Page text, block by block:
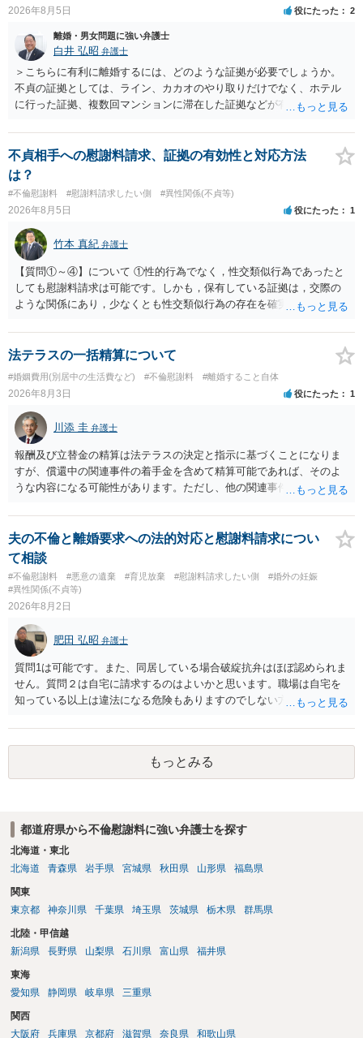
2026年8月5日 役にたった 2
離婚・男女問題に強い弁護士
白井 弘昭 弁護士
＞こちらに有利に離婚するには、どのような証拠が必要でしょうか。
不貞の証拠としては、ライン、カカオのやり取りだけでなく、ホテル
に行った証拠、複数回マンションに滞在した証拠などが有効です。 不
婚する、慰謝料をとるなど）ことができると思われます。 ただし、不
貞発覚後、長期間同居を続けると、不貞を許したとの評価につながる
場合がありますので、ご注意ください。 以上、ご参考まで。
不貞相手への慰謝料請求、証拠の有効性と対応方法
は？
#不倫慰謝料 #慰謝料請求したい側 #異性関係(不貞等)
2026年8月5日 役にたった 1
竹本 真紀 弁護士
【質問①～④】について ①性的行為でなく，性交類似行為であったと
しても慰謝料請求は可能です。しかも，保有している証拠は，交際の
ような関係にあり，少なくとも性交類似行為の存在を確実に証明でき
ことを窺わせるものです。）。ですから，慰謝料請求を進めることで
よいと思います。 ただ．慰謝料額については，婚姻破綻に至っていな
いとして，この点を考慮されることになるかもしれません。 ②夫との
今後のことを考えて書いてもらうか否かを検討するのがよいと思いま
す。今ある証拠以上のことを証明（証明力を強めることも含む）でき
るのであれば，前向きに検討を進めるという考え方でもよいでしょ
う。慰謝料請求としては証拠として使えることが前提であり，その価
値と夫との関係との均衡のように思います。 ③行政書士に委任をして
いるのであれば，どのような内容の委任なのか不明ですが，その行政
書士との協議になると思います。請求するか，訴訟にするか，その点
の見極めや，相手方は性交類似行為は認めているのか，それさえも否
定しているのかによって，考え方・進め方は変わってくると思いま
す。 ④性交類似行為を認めているにもかかわらず支払を拒否するので
あれば，本人（行政書士でも同じだと思います。）への対応ではあま
り変わらないように思います。減額で折り合えるなら本人様の交渉で
もよいように思いますが，ゼロかどうかの観点であれば，訴訟に進む
しかなくなるようにも思います。そうしますと，お近くの弁護士に相
談して進めることを検討した方がよいようにも思います。
法テラスの一括精算について
#婚姻費用(別居中の生活費など) #不倫慰謝料 #離婚すること自体
2026年8月3日 役にたった 1
川添 圭 弁護士
報酬及び立替金の精算は法テラスの決定と指示に基づくことになりま
すが、償還中の関連事件の着手金を含めて精算可能であれば、そのよ
うな内容になる可能性があります。ただし、他の関連事件でも相手方
情によって対応が違いますので、法テラスへお尋ねいただいた方が確
実です。
夫の不倫と離婚要求への法的対応と慰謝料請求につい
て相談
#不倫慰謝料 #悪意の遺棄 #育児放棄 #慰謝料請求したい側
#婚外の妊娠
#異性関係(不貞等)
2026年8月2日
肥田 弘昭 弁護士
質問1は可能です。また、同居している場合破綻抗弁はほぼ認められま
せん。質問２は自宅に請求するのはよいかと思います。職場は自宅を
知っている以上は違法になる危険もありますのでしない方が良いで
かと思います。有責配偶者ですので相手方からの離婚は拒否しても仮
に訴訟されても法的に成立しません。質問５は認知すると養育費支払
い、相続権が発生します。合意があれば法的に可能ですが法律で強制
することはできません。質問６は可能です。質問７は不貞行為の写真
もっとみる
都道府県から不倫慰謝料に強い弁護士を探す
北海道・東北
北海道
青森県 岩手県 宮城県 秋田県 山形県 福島県
関東
東京都
神奈川県 千葉県 埼玉県 茨城県 栃木県 群馬県
北陸・甲信越
新潟県
長野県 山梨県 石川県 富山県 福井県
東海
愛知県
静岡県 岐阜県 三重県
関西
大阪府
兵庫県 京都府 滋賀県 奈良県 和歌山県